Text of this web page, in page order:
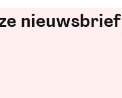
nieuwsbrief